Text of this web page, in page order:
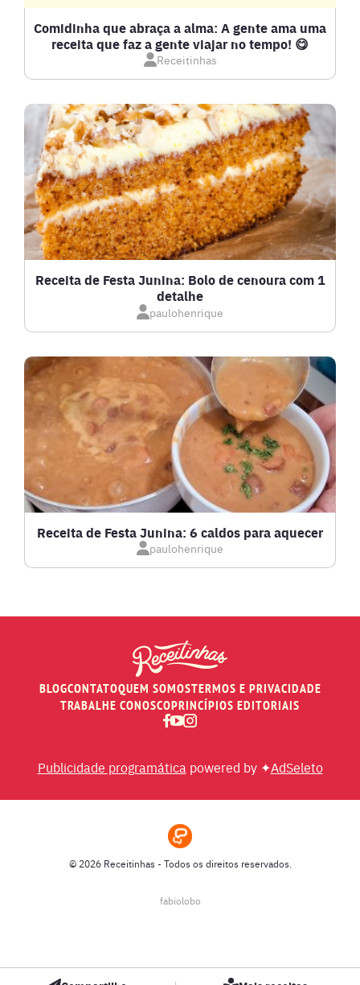
DOCES E SOBREMESAS
DRINKS
FRANGO
FRUTOS DO MAR
GRATINADOS
LANCHES
LASANHAS
LOW CARB
MASSAS E PASTAS
RECEITAS DE AIR FRYER
RECEITAS DE ANO NOVO (RÉVEILLON)
RECEITAS DE NATAL
Comidinha que abraça a alma: A gente ama uma
receita que faz a gente viajar no tempo! 😋
Receitinhas
Receita de Festa Junina: Bolo de cenoura com 1
detalhe
paulohenrique
Receita de Festa Junina: 6 caldos para aquecer
paulohenrique
BLOGCONTATOQUEM SOMOSTERMOS E PRIVACIDADE
TRABALHE CONOSCOPRINCÍPIOS EDITORIAIS
Publicidade programática powered by ✦AdSeleto
© 2026 Receitinhas - Todos os direitos reservados.
fabiolobo